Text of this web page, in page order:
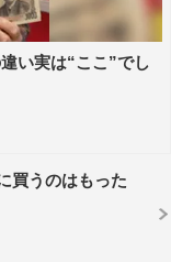
発表されたメン
所にあるアトリエ
パーフラワー」
導のもと、10人で
い実は“ここ”でし
買うのはもった